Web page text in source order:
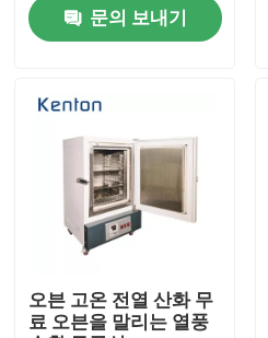
항온 배양기
냉각 인큐베이터
온도 습도 챔버
내후성 챔버
문의 보내기
오븐 고온 전열 산화 무
료 오븐을 말리는 열풍